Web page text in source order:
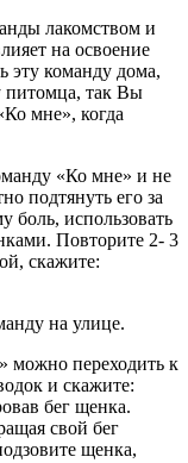
лакомством и
на освоение
эту команду дома,
питомца, так Вы
мне», когда
«Ко мне» и не
подтянуть его за
боль, использовать
Повторите 2- 3
скажите:
на улице.
можно переходить к
и скажите:
бег щенка.
свой бег
щенка,